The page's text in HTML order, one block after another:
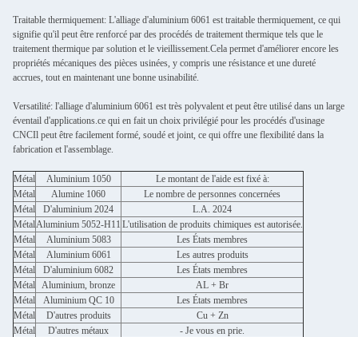
Traitable thermiquement: L'alliage d'aluminium 6061 est traitable thermiquement, ce qui
signifie qu'il peut être renforcé par des procédés de traitement thermique tels que le
traitement thermique par solution et le vieillissement.Cela permet d'améliorer encore les
propriétés mécaniques des pièces usinées, y compris une résistance et une dureté
accrues, tout en maintenant une bonne usinabilité.
Versatilité: l'alliage d'aluminium 6061 est très polyvalent et peut être utilisé dans un large
éventail d'applications.ce qui en fait un choix privilégié pour les procédés d'usinage
CNCIl peut être facilement formé, soudé et joint, ce qui offre une flexibilité dans la
fabrication et l'assemblage.
Métal Aluminium 1050
Le montant de l'aide est fixé à:
Métal
Alumine 1060
Le nombre de personnes concernées
Métal
D'aluminium 2024
L.A. 2024
MétalAluminium 5052-H11 L'utilisation de produits chimiques est autorisée.
Métal
Aluminium 5083
Les États membres
Métal
Aluminium 6061
Les autres produits
Métal
D'aluminium 6082
Les États membres
Métal Aluminium, bronze
AL + Br
Métal
Aluminium QC 10
Les États membres
Métal
D'autres produits
Cu + Zn
Métal
D'autres métaux
- Je vous en prie.